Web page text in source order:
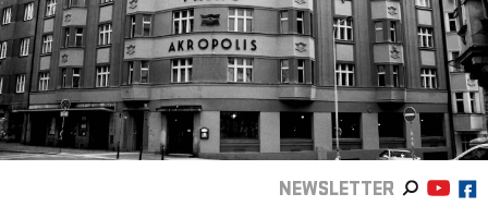
NEWSLETTER